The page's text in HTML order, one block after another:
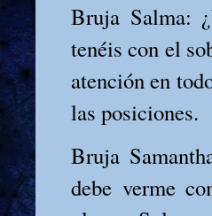
Bruja Salma:
tenéis con el
atención en
las posiciones.
Bruja
debe verme